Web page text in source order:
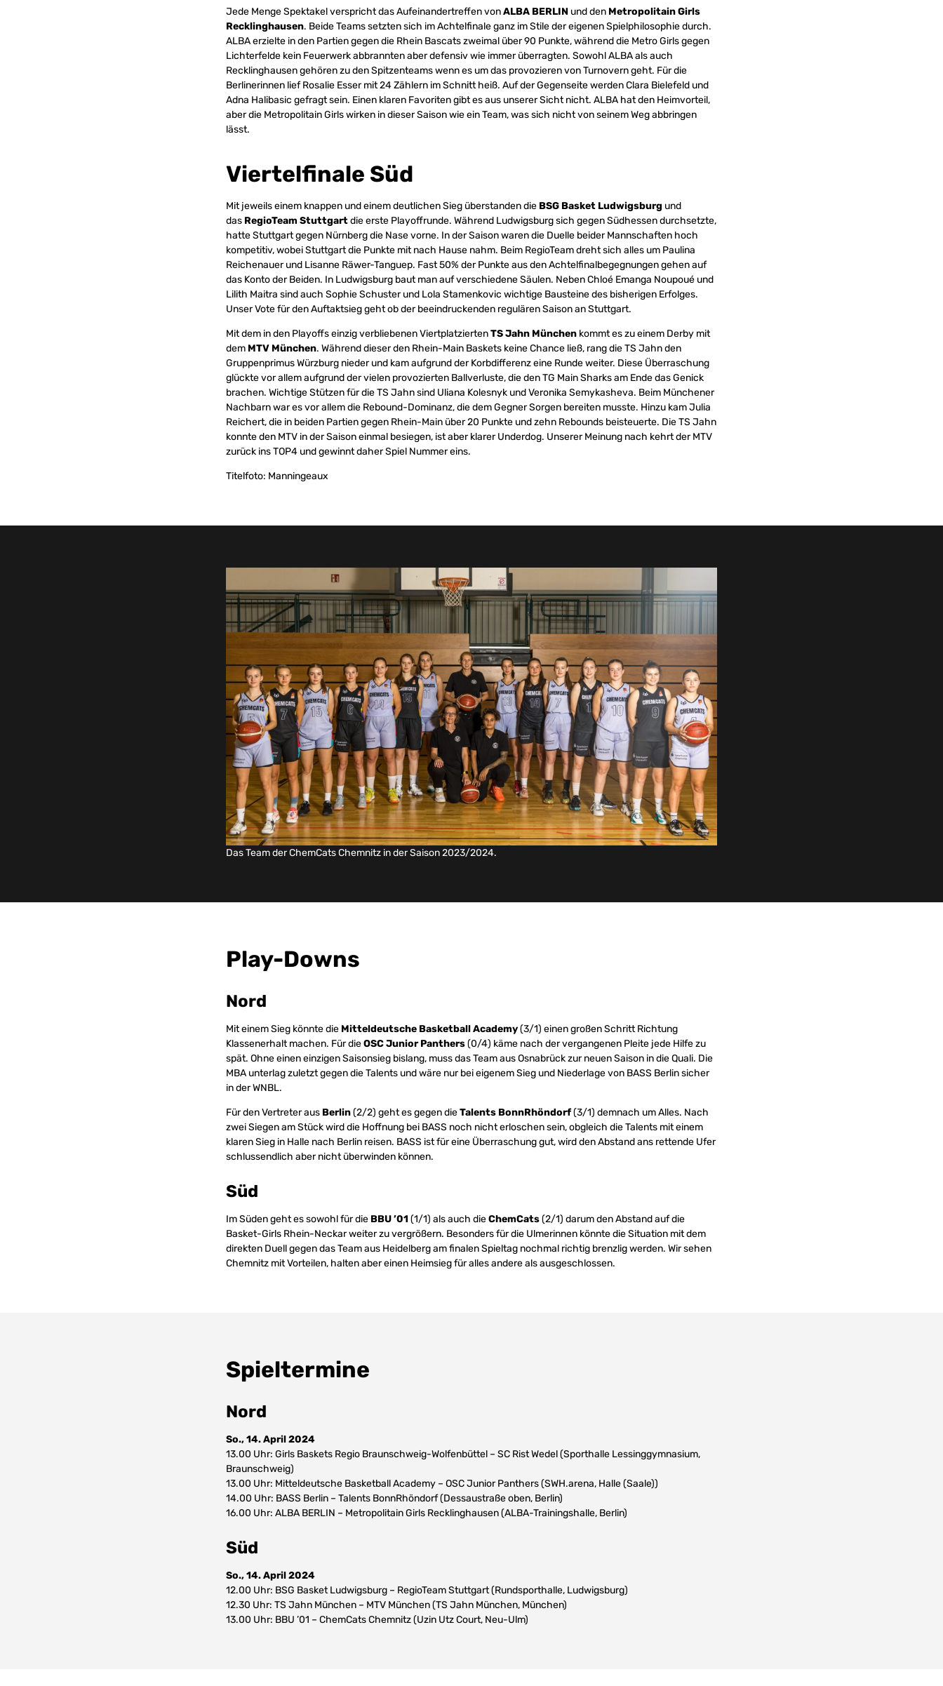
Jede Menge Spektakel verspricht das Aufeinandertreffen vonALBA BERLIN und den Metropolitain Girls
Recklinghausen. Beide Teams setzten sich im Achtelfinale ganz im Stile der eigenen Spielphilosophie durch.
ALBA erzielte in den Partien gegen die Rhein Bascats zweimal über 90 Punkte, während die Metro Girls gegen
Lichterfelde kein Feuerwerk abbrannten aber defensiv wie immer überragten. Sowohl ALBA als auch
Recklinghausen gehören zu den Spitzenteams wenn es um das provozieren von Turnovern geht. Für die
Berlinerinnen lief Rosalie Esser mit 24 Zählern im Schnitt heiß. Auf der Gegenseite werden Clara Bielefeld und
Adna Halibasic gefragt sein. Einen klaren Favoriten gibt es aus unserer Sicht nicht. ALBA hat den Heimvorteil,
aber die Metropolitain Girls wirken in dieser Saison wie ein Team, was sich nicht von seinem Weg abbringen
lässt.
Viertelfinale Süd
Mit jeweils einem knappen und einem deutlichen Sieg überstanden die BSG Basket Ludwigsburg und
das RegioTeam Stuttgartdie erste Playoffrunde. Während Ludwigsburg sich gegen Südhessen durchsetzte,
hatte Stuttgart gegen Nürnberg die Nase vorne. In der Saison waren die Duelle beider Mannschaften hoch
kompetitiv, wobei Stuttgart die Punkte mit nach Hause nahm. Beim RegioTeam dreht sich alles um Paulina
Reichenauer und Lisanne Räwer-Tanguep. Fast 50% der Punkte aus den Achtelfinalbegegnungen gehen auf
das Konto der Beiden. In Ludwigsburg baut man auf verschiedene Säulen. Neben Chloé Emanga Noupoué und
Lilith Maitra sind auch Sophie Schuster und Lola Stamenkovic wichtige Bausteine des bisherigen Erfolges.
Unser Vote für den Auftaktsieg geht ob der beeindruckenden regulären Saison an Stuttgart.
Mit dem in den Playoffs einzig verbliebenen ViertplatziertenTS Jahn München kommt es zu einem Derby mit
dem MTV München. Während dieser den Rhein-Main Baskets keine Chance ließ, rang die TS Jahn den
Gruppenprimus Würzburg nieder und kam aufgrund der Korbdifferenz eine Runde weiter. Diese Überraschung
glückte vor allem aufgrund der vielen provozierten Ballverluste, die den TG Main Sharks am Ende das Genick
brachen. Wichtige Stützen für die TS Jahn sind Uliana Kolesnyk und Veronika Semykasheva. Beim Münchener
Nachbarn war es vor allem die Rebound-Dominanz, die dem Gegner Sorgen bereiten musste. Hinzu kam Julia
Reichert, die in beiden Partien gegen Rhein-Main über 20 Punkte und zehn Rebounds beisteuerte. Die TS Jahn
konnte den MTV in der Saison einmal besiegen, ist aber klarer Underdog. Unserer Meinung nach kehrt der MTV
zurück ins TOP4 und gewinnt daher Spiel Nummer eins.
Titelfoto: Manningeaux
Das Team der ChemCats Chemnitz in der Saison 2023/2024.
Play-Downs
Nord
Mit einem Sieg könnte die Mitteldeutsche Basketball Academy(3/1) einen großen Schritt Richtung
Klassenerhalt machen. Für dieOSC Junior Panthers(0/4) käme nach der vergangenen Pleite jede Hilfe zu
spät. Ohne einen einzigen Saisonsieg bislang, muss das Team aus Osnabrück zur neuen Saison in die Quali. Die
MBA unterlag zuletzt gegen die Talents und wäre nur bei eigenem Sieg und Niederlage von BASS Berlin sicher
in der WNBL.
Für den Vertreter aus Berlin(2/2) geht es gegen dieTalents BonnRhöndorf(3/1) demnach um Alles. Nach
zwei Siegen am Stück wird die Hoffnung bei BASS noch nicht erloschen sein, obgleich die Talents mit einem
klaren Sieg in Halle nach Berlin reisen. BASS ist für eine Überraschung gut, wird den Abstand ans rettende Ufer
schlussendlich aber nicht überwinden können.
Süd
Im Süden geht es sowohl für die BBU ’01 (1/1) als auch dieChemCats(2/1) darum den Abstand auf die
Basket-Girls Rhein-Neckar weiter zu vergrößern. Besonders für die Ulmerinnen könnte die Situation mit dem
direkten Duell gegen das Team aus Heidelberg am finalen Spieltag nochmal richtig brenzlig werden. Wir sehen
Chemnitz mit Vorteilen, halten aber einen Heimsieg für alles andere als ausgeschlossen.
Spieltermine
Nord
So., 14. April 2024
13.00 Uhr: Girls Baskets Regio Braunschweig-Wolfenbüttel – SC Rist Wedel (Sporthalle Lessinggymnasium,
Braunschweig)
13.00 Uhr: Mitteldeutsche Basketball Academy – OSC Junior Panthers (SWH.arena, Halle (Saale))
14.00 Uhr: BASS Berlin – Talents BonnRhöndorf (Dessaustraße oben, Berlin)
16.00 Uhr: ALBA BERLIN – Metropolitain Girls Recklinghausen (ALBA-Trainingshalle, Berlin)
Süd
So., 14. April 2024
12.00 Uhr: BSG Basket Ludwigsburg – RegioTeam Stuttgart (Rundsporthalle, Ludwigsburg)
12.30 Uhr: TS Jahn München – MTV München (TS Jahn München, München)
13.00 Uhr: BBU ’01 – ChemCats Chemnitz (Uzin Utz Court, Neu-Ulm)